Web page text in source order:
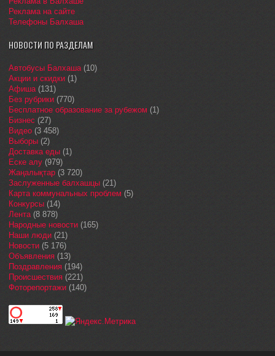
Реклама на сайте
Телефоны Балхаша
НОВОСТИ ПО РАЗДЕЛАМ
Автобусы Балхаша(10)
Акции и скидки (1)
Афиша(131)
Без рубрики (770)
Бесплатное образование за рубежом (1)
Бизнес (27)
Видео (3 458)
Выборы (2)
Доставка еды (1)
Еске алу (979)
Жаңалықтар (3 720)
Заслуженные балхашцы (21)
Карта коммунальных проблем (5)
Конкурсы (14)
Лента(8 878)
Народные новости (165)
Наши люди (21)
Новости (5 176)
Объявления (13)
Поздравления (194)
Происшествия (221)
Фоторепортажи (140)